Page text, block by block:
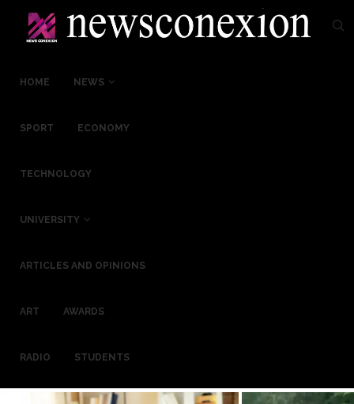
HOME NEWS
SPORT ECONOMY
TECHNOLOGY
UNIVERSITY
ARTICLES AND OPINIONS
ART AWARDS
RADIO STUDENTS